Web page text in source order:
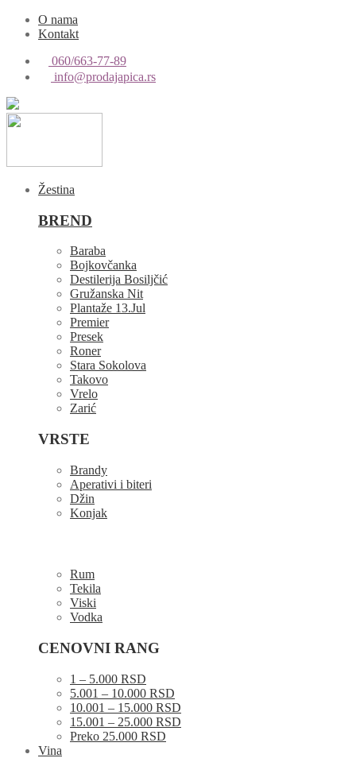
O nama
Kontakt
060/663-77-89
info@prodajapica.rs
Žestina
BREND
Baraba
Bojkovčanka
Destilerija Bosiljčić
Gružanska Nit
Plantaže 13.Jul
Premier
Presek
Roner
Stara Sokolova
Takovo
Vrelo
Zarić
VRSTE
Brandy
Aperativi i biteri
Džin
Konjak
Rum
Tekila
Viski
Vodka
CENOVNI RANG
1 – 5.000 RSD
5.001 – 10.000 RSD
10.001 – 15.000 RSD
15.001 – 25.000 RSD
Preko 25.000 RSD
Vina